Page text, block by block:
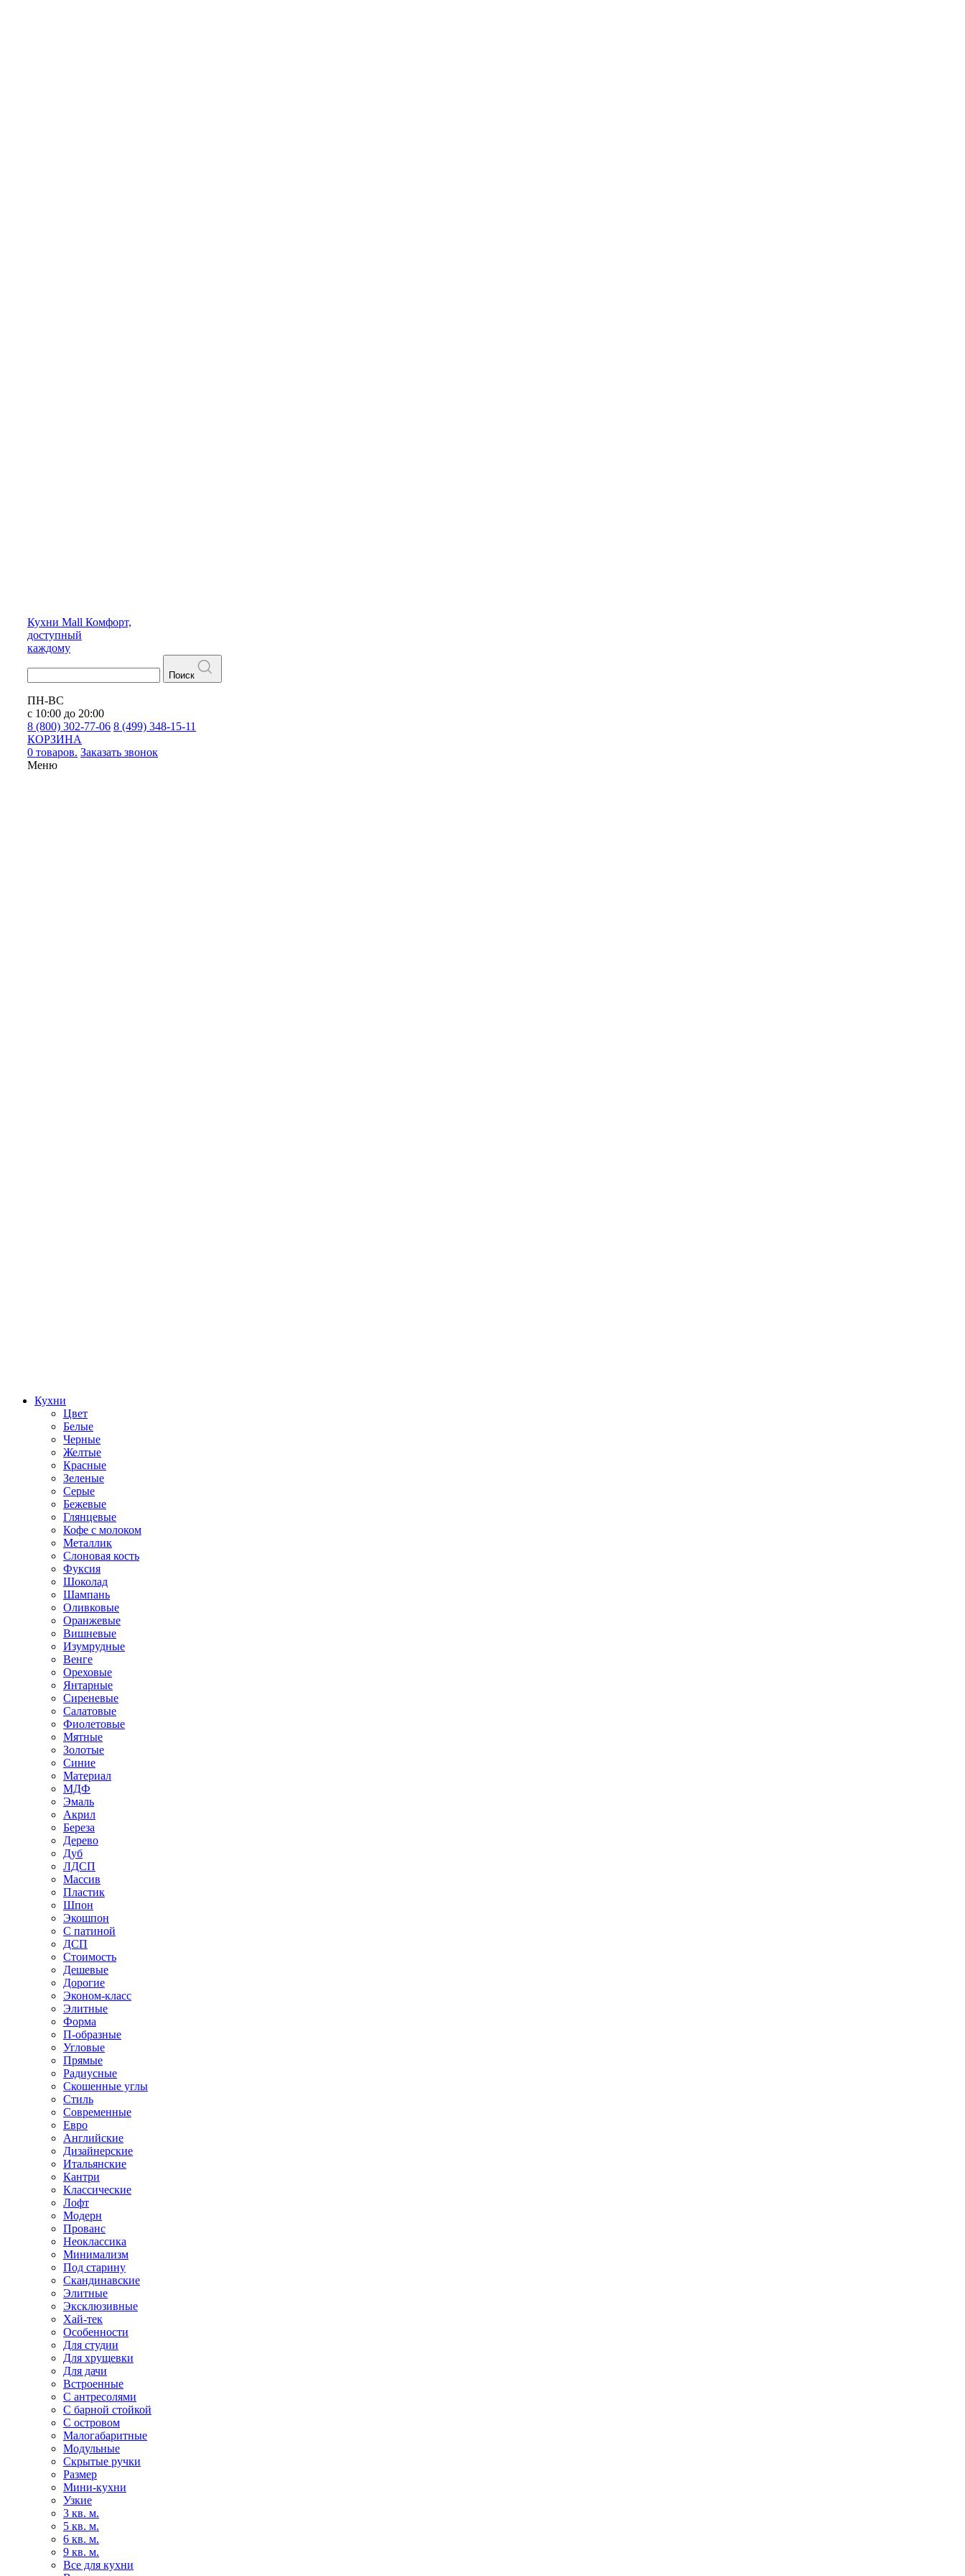
Кухни Mall Комфорт,
доступный
каждому
Поиск
ПН-ВС
с 10:00 до 20:00
8 (800) 302-77-06 8 (499) 348-15-11
КОРЗИНА
0 товаров. Заказать звонок
Меню
Кухни
Цвет
Белые
Черные
Желтые
Красные
Зеленые
Серые
Бежевые
Глянцевые
Кофе с молоком
Металлик
Слоновая кость
Фуксия
Шоколад
Шампань
Оливковые
Оранжевые
Вишневые
Изумрудные
Венге
Ореховые
Янтарные
Сиреневые
Салатовые
Фиолетовые
Мятные
Золотые
Синие
Материал
МДФ
Эмаль
Акрил
Береза
Дерево
Дуб
ЛДСП
Массив
Пластик
Шпон
Экошпон
С патиной
ДСП
Стоимость
Дешевые
Дорогие
Эконом-класс
Элитные
Форма
П-образные
Угловые
Прямые
Радиусные
Скошенные углы
Стиль
Современные
Евро
Английские
Дизайнерские
Итальянские
Кантри
Классические
Лофт
Модерн
Прованс
Неоклассика
Минимализм
Под старину
Скандинавские
Элитные
Эксклюзивные
Хай-тек
Особенности
Для студии
Для хрущевки
Для дачи
Встроенные
С антресолями
С барной стойкой
С островом
Малогабаритные
Модульные
Скрытые ручки
Размер
Мини-кухни
Узкие
3 кв. м.
5 кв. м.
6 кв. м.
9 кв. м.
Все для кухни